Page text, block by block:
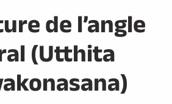
de l’angle
(​​Utthita